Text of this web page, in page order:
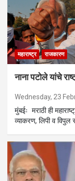
महाराष्ट्र राजकारण
नाना पटोले यांचे
Wednesday, 23
मुंबईः मराठी ही
व्याकरण, लिपी व विपुल